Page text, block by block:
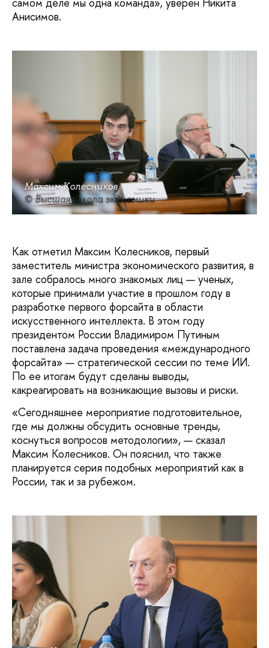
Анисимов.
Максим Колесников
© Высшая школа экономики
Как отметил Максим Колесников, первый
заместитель министра экономического развития, в
зале собралось много знакомых лиц — ученых,
которые принимали участие в прошлом году в
разработке первого форсайта в области
искусственного интеллекта. В этом году
президентом России Владимиром Путиным
поставлена задача проведения «международного
форсайта» — стратегической сессии по теме ИИ.
По ее итогам будут сделаны выводы,
какреагировать на возникающие вызовы и риски.
«Сегодняшнее мероприятие подготовительное,
где мы должны обсудить основные тренды,
коснуться вопросов методологии», — сказал
Максим Колесников. Он пояснил, что также
планируется серия подобных мероприятий как в
России, так и за рубежом.